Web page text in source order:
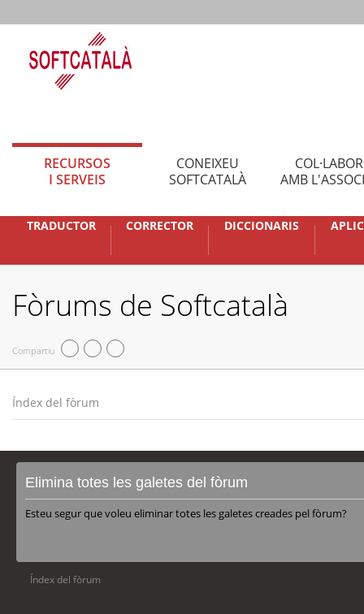
RECURSOS
I SERVEIS
CONEIXEU
SOFTCATALÀ
AMB
TRADUCTOR CORRECTOR DICCIONARIS
Fòrums de Softcatalà
Compartiu
Índex del fòrum
Elimina totes les galetes del fòrum
Esteu segur que voleu eliminar totes les galetes creades pel fòrum?
Índex del fòrum